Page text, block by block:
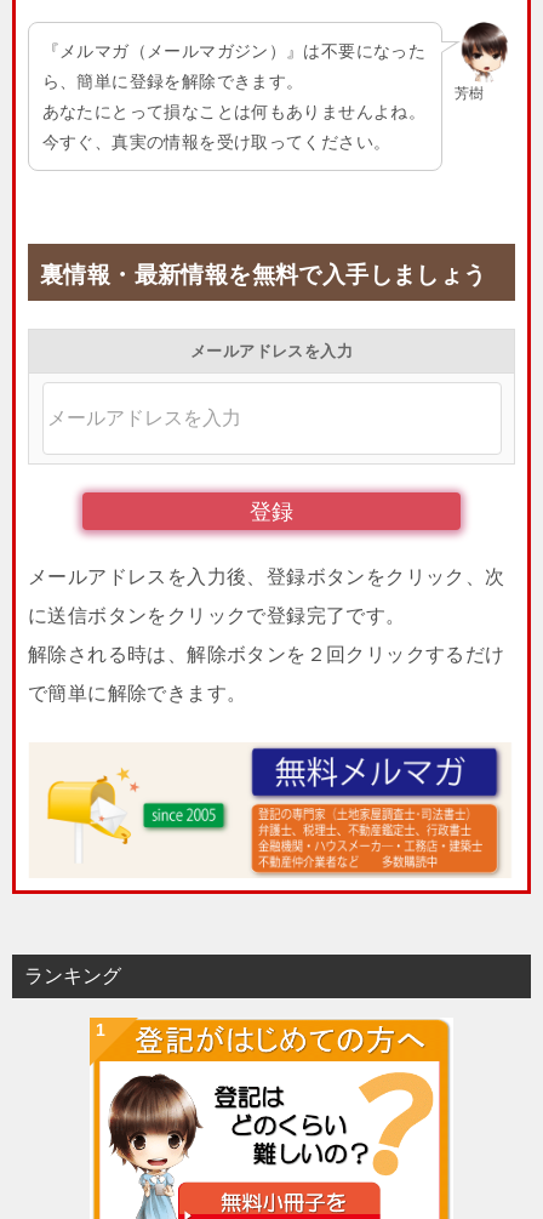
芳樹
『メルマガ（メールマガジン）』は不要になった
ら、簡単に登録を解除できます。
あなたにとって損なことは何もありませんよね。
今すぐ、真実の情報を受け取ってください。
裏情報・最新情報を無料で入手しましょう
メールアドレスを入力
メールアドレスを入力後、登録ボタンをクリック、次
に送信ボタンをクリックで登録完了です。
解除される時は、解除ボタンを２回クリックするだけ
で簡単に解除できます。
ランキング